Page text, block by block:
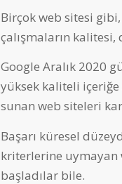
Birçok web sitesi
çalışmaların
Google Aralık 2020
yüksek kaliteli
sunan web siteleri
Başarı küresel
kriterlerine uymayan
başladılar bile.